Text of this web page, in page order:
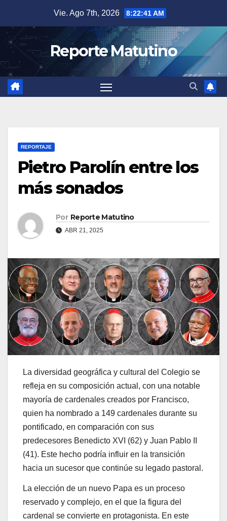
contenido
Vie. Ago 7th, 2026 8:22:42 AM
Reporte Matutino
REPORTAJE
Pietro Parolín entre los
más sonados
Por Reporte Matutino
ABR 21, 2025
La diversidad geográfica y cultural del Colegio se
refleja en su composición actual, con una notable
mayoría de cardenales creados por Francisco,
quien ha nombrado a 149 cardenales durante su
pontificado, en comparación con sus
predecesores Benedicto XVI (62) y Juan Pablo II
(41). Este hecho podría influir en la transición
hacia un sucesor que continúe su legado pastoral.
La elección de un nuevo Papa es un proceso
reservado y complejo, en el que la figura del
cardenal se convierte en protagonista. En este